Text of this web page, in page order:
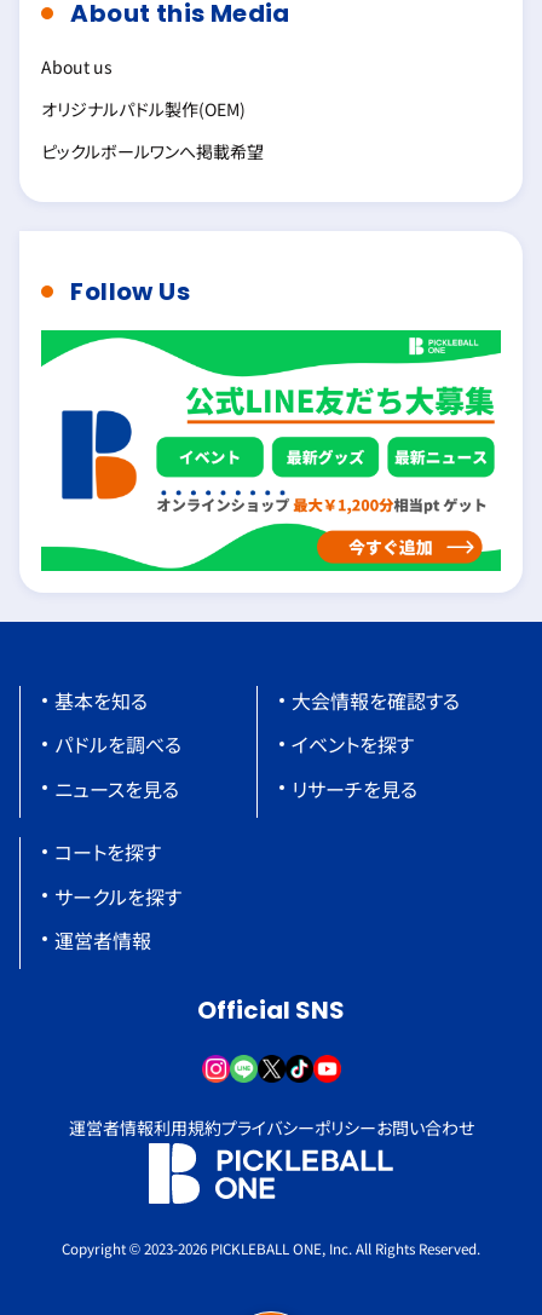
About this Media
About us
オリジナルパドル製作(OEM)
ピックルボールワンへ掲載希望
Follow Us
基本を知る
パドルを調べる
ニュースを見る
大会情報を確認する
イベントを探す
リサーチを見る
コートを探す
サークルを探す
運営者情報
Official SNS
運営者情報利用規約プライバシーポリシーお問い合わせ
Copyright © 2023-2026 PICKLEBALL ONE, Inc. All Rights Reserved.